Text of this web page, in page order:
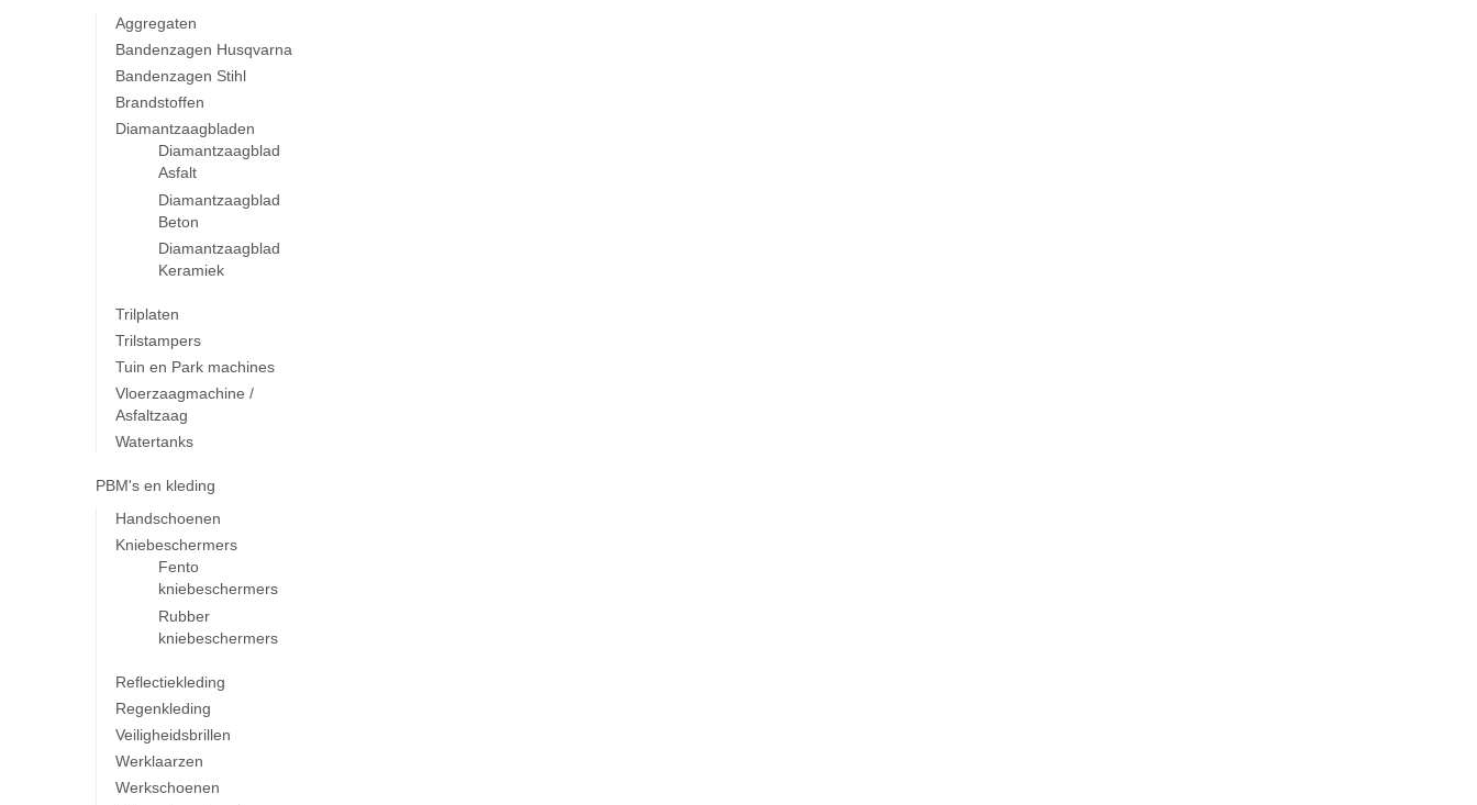
Aggregaten
Bandenzagen Husqvarna
Bandenzagen Stihl
Brandstoffen
Diamantzaagbladen
Diamantzaagblad
Asfalt
Diamantzaagblad
Beton
Diamantzaagblad
Keramiek
Trilplaten
Trilstampers
Tuin en Park machines
Vloerzaagmachine /
Asfaltzaag
Watertanks
PBM's en kleding
Handschoenen
Kniebeschermers
Fento
kniebeschermers
Rubber
kniebeschermers
Reflectiekleding
Regenkleding
Veiligheidsbrillen
Werklaarzen
Werkschoenen